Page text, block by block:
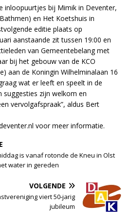
inloopuurtjes bij Mimik in Deventer,
en Het Koetshuis in
editie plaats op
aanstaande zit tussen 19:00 en
van Gemeentebelang met
bij het gebouw van de KCO
aan de Koningin Wilhelminalaan 16
wat er leeft en speelt in de
suggesties zijn welkom en
vervolgafspraak”, aldus Bert
voor meer informatie.
is vanaf rotonde de Kneu in Olst
water in gereden
VOLGENDE
viert 50-jarig
jubileum